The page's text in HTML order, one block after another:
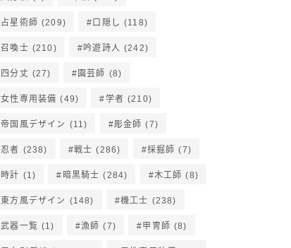
占星術師 (209) 口隠し (118)
召喚士 (210) 吟遊詩人 (242)
四分丈 (27) 園芸師 (8)
女性専用装備 (49) 学者 (210)
帝国風デザイン (11) 彫金師 (7)
忍者 (238) 戦士 (286) 採掘師 (7)
時計 (1) 暗黒騎士 (284) 木工師 (8)
東方風デザイン (148) 機工士 (238)
武器一覧 (1) 漁師 (7) 甲冑師 (8)